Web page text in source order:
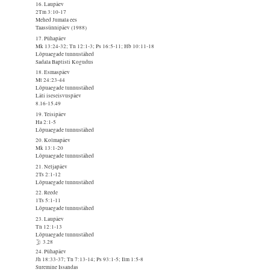
16. Laupäev
2Tm 3:10-17
Mehed Jumala ees
Taassünnipäev (1988)
17. Pühapäev
Mk 13:24-32; Tn 12:1-3; Ps 16:5-11; Hb 10:11-18
Lõpuaegade tunnustähed
Sadala Baptisti Kogudus
18. Esmaspäev
Mt 24:23-44
Lõpuaegade tunnustähed
Läti iseseisvuspäev
8.16-15.49
19. Teisipäev
Ha 2:1-5
Lõpuaegade tunnustähed
20. Kolmapäev
Mk 13:1-20
Lõpuaegade tunnustähed
21. Neljapäev
2Ts 2:1-12
Lõpuaegade tunnustähed
22. Reede
1Ts 5:1-11
Lõpuaegade tunnustähed
23. Laupäev
Tn 12:1-13
Lõpuaegade tunnustähed
3.28
24. Pühapäev
Jh 18:33-37; Tn 7:13-14; Ps 93:1-5; Ilm 1:5-8
Suremine Issandas